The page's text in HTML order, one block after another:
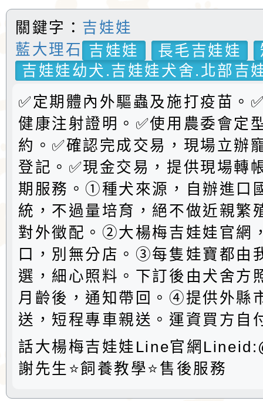
關鍵字： 吉娃娃
藍大理石 吉娃娃 長毛吉娃娃
吉娃娃幼犬.吉娃娃犬舍.北部吉
✅定期體內外驅蟲及施打疫苗。
健康注射證明。✅️使用農委會定
約。✅️確認完成交易，現場立辦
登記。✅現金交易，提供現場轉
期服務。①種犬來源，自辦進口
統，不過量培育，絕不做近親繁
對外徵配。②大楊梅吉娃娃官網
口，別無分店。③每隻娃寶都由
選，細心照料。下訂後由犬舍方
月齡後，通知帶回。④提供外縣
送，短程專車親送。運資買方自
話大楊梅吉娃娃Line官網
謝先生⭐️飼養教學⭐️售後服務